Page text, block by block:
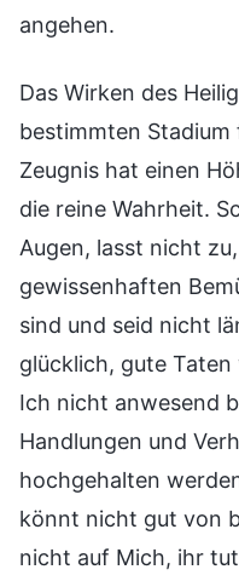
angehen.
Das Wirken des
bestimmten
Zeugnis hat einen
die reine Wahrheit.
Augen, lasst nicht
gewissenhaften
sind und seid nicht
glücklich, gute
Ich nicht anwesend
Handlungen und
hochgehalten
könnt nicht gut von
nicht auf Mich, ihr